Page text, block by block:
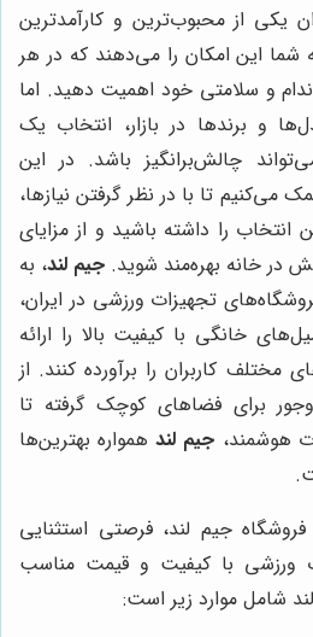
یکی از محبوب‌ترین و کارآمدترین
شما این امکان را می‌دهند که در هر
و سلامتی خود اهمیت دهید. اما
و برندها در بازار، انتخاب یک
چالش‌برانگیز باشد. در این
می‌کنیم تا با در نظر گرفتن نیازها،
را داشته باشید و از مزایای
در خانه بهره‌مند شوید. جیم لند، به
تجهیزات ورزشی در ایران،
خانگی با کیفیت بالا را ارائه
مختلف کاربران را برآورده کنند. از
برای فضاهای کوچک گرفته تا
هوشمند، جیم لندهمواره بهترین‌ها
فروشگاه جیم لند، فرصتی استثنایی
ورزشی با کیفیت و قیمت مناسب
شامل موارد زیر است: